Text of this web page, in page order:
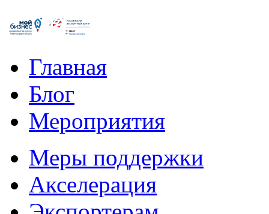
Главная
Блог
Мероприятия
Меры поддержки
Акселерация